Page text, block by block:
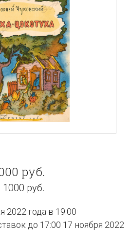
руб.
руб.
2022 года в 19:00
до 17:00 17 ноября 2022